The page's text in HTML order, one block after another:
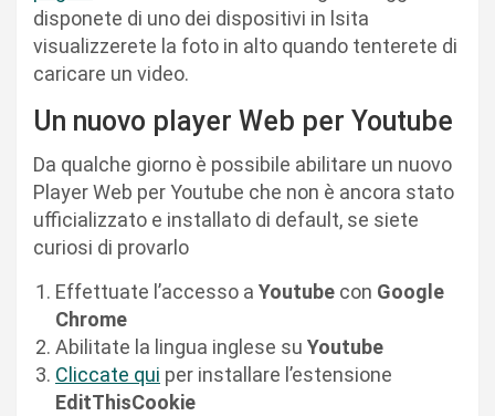
disponete di uno dei dispositivi in lsita
visualizzerete la foto in alto quando tenterete di
caricare un video.
Un nuovo player Web per Youtube
Da qualche giorno è possibile abilitare un nuovo
Player Web per Youtube che non è ancora stato
ufficializzato e installato di default, se siete
curiosi di provarlo
Effettuate l’accesso a Youtube con Google
Chrome
Abilitate la lingua inglese su Youtube
Cliccate qui per installare l’estensione
EditThisCookie